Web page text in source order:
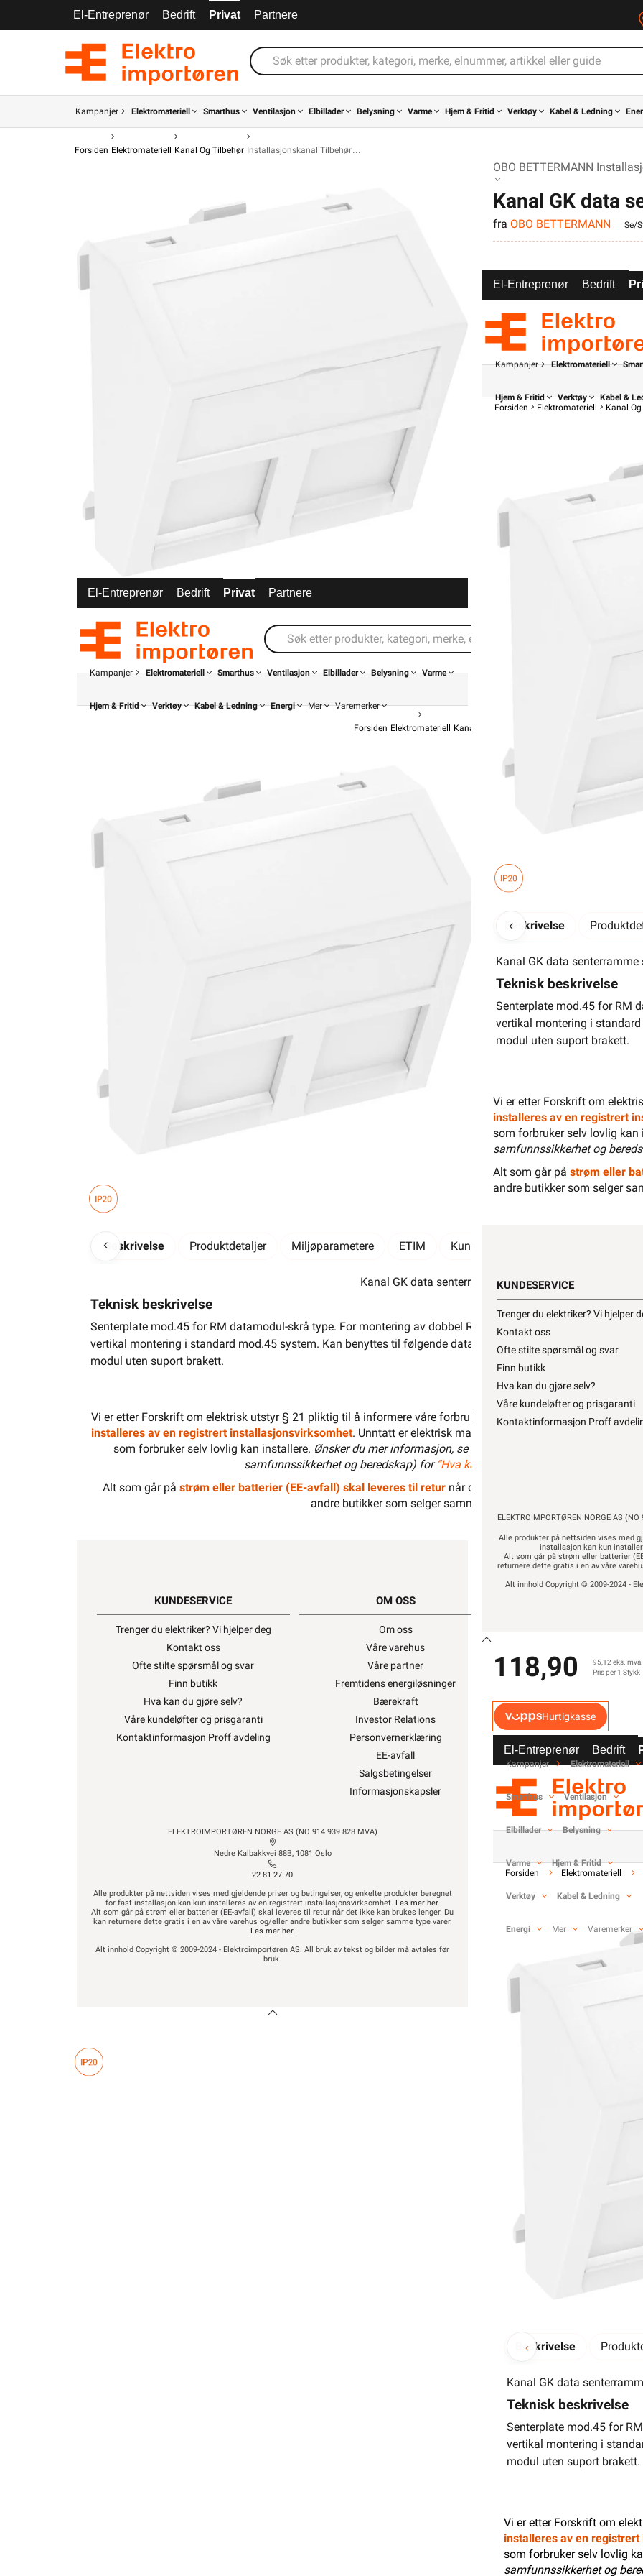
El-Entreprenør Bedrift Privat Partnere
Kampanjer Elektromateriell Smarthus Ventilasjon Elbillader Belysning Varme Hjem & Fritid Verktøy Kabel & Ledning
Forsiden Elektromateriell Kanal Og Tilbehør Installasjonskanal Tilbehør
OBO BETTERMANN
Kanal GK data
RW1 OBO
fra OBO BETTERMANN Se/
El-Entreprenør Bedrift Privat Partnere
Kampanjer Elektromateriell Smarthus Ventilasjon Elbillader Belysning Varme
Hjem & Fritid Verktøy Kabel & Ledning Energi Mer Varemerker
Forsiden Elektromateriell Kanal Og Tilbehør
OBO
Kanal GK
118,90
Elektrisk materiell beregnet
Beskrivelse Produktdetaljer Miljøparametere ETIM Kundeomtale
Kanal GK data senterramme skrå DTS-2RM RW1 OBO.
Teknisk beskrivelse
Senterplate mod.45 for RM datamodul-skrå type. For montering av dobbel R&M tele/data RJ45. Med
vertikal montering i standard mod.45 system. Kan benyttes til følgende data konektorer: OBO: type ASM-C5,
modul uten suport brakett.
Vi er etter Forskrift om elektrisk utstyr § 21 pliktig til å informere våre forbrukere at installasjonsmateriell
installeres av en registrert installasjonsvirksomhet. Unntatt er elektrisk materiell som utelukkende er ment
som forbruker selv lovlig kan installere. Ønsker du mer informasjon, se
samfunnssikkerhet og beredskap) for “Hva kan privatpersoner gjøre selv på
Alt som går på strøm eller batterier (EE-avfall) skal leveres til returnår det ikke kan brukes lenger. Du kan
andre butikker som selger samme type varer.
KUNDESERVICE
Trenger du elektriker? Vi hjelper deg
Kontakt oss
Ofte stilte spørsmål og svar
Finn butikk
Hva kan du gjøre selv?
Våre kundeløfter og prisgaranti
Kontaktinformasjon Proff avdeling
OM OSS
Om oss
Våre varehus
Våre partner
Fremtidens energiløsninger
Bærekraft
Investor Relations
Personvernerklæring
EE-avfall
Salgsbetingelser
Informasjonskapsler
Outlet med kuppvarer
Artikler og guider
Ledige stillinger
Varsling og
ELEKTROIMPORTØREN NORGE AS (NO 914 939 828 MVA)
Nedre Kalbakkvei 88B, 1081 Oslo
22 81 27 70
Alle produkter på nettsiden vises med gjeldende priser og betingelser, og enkelte produkter beregnet
for fast installasjon kan kun installeres av en registrert installasjonsvirksomhet. Les mer her.
Alt som går på strøm eller batterier (EE-avfall) skal leveres til retur når det ikke kan brukes lenger. Du
kan returnere dette gratis i en av våre varehus og/eller andre butikker som selger samme type varer.
Les mer her.
Alt innhold Copyright © 2009-2024 - Elektroimportøren AS. All bruk av tekst og bilder må avtales før
bruk.
El-Entreprenør Bedrift
Kampanjer Elektromateriell
Hjem & Fritid Verktøy Kabel &
Forsiden
Elektromateriell Kanal
Beskrivelse
Kanal GK data senterramme
Teknisk beskrivelse
Senterplate mod.45 for RM
vertikal montering i standard
modul uten suport brakett.
Vi er etter Forskrift om
installeres av en registrert
som forbruker selv lovlig kan
samfunnssikkerhet og
Alt som går på strøm eller
andre butikker som selger
KUNDESERVICE
Trenger du elektriker? Vi hjelper
Kontakt oss
Ofte stilte spørsmål og svar
Finn butikk
Hva kan du gjøre selv?
Våre kundeløfter og prisgaranti
Kontaktinformasjon Proff
ELEKTROIMPORTØREN NORGE AS
Alle produkter på nettsiden vises med
installasjon kan kun
Alt som går på strøm eller batterier
returnere dette gratis i en av våre
Alt innhold Copyright © 2009-2024 -
118,90
95,12 eks. mva.
Pris per 1 Stykk
Hurtigkasse
El-Entreprenør Bedrift
Kampanjer Elektromateriell
Smarthus Ventilasjon
Elbillader Belysning
Varme Hjem & Fritid
Verktøy Kabel & Ledning
Energi Mer Varemerker
Forsiden Elektromateriell
Beskrivelse
Kanal GK data
Teknisk beskrivelse
Senterplate mod.45 for
vertikal montering i
modul uten suport brakett.
Vi er etter Forskrift om
installeres av en registrert
som forbruker selv lovlig
samfunnssikkerhet og